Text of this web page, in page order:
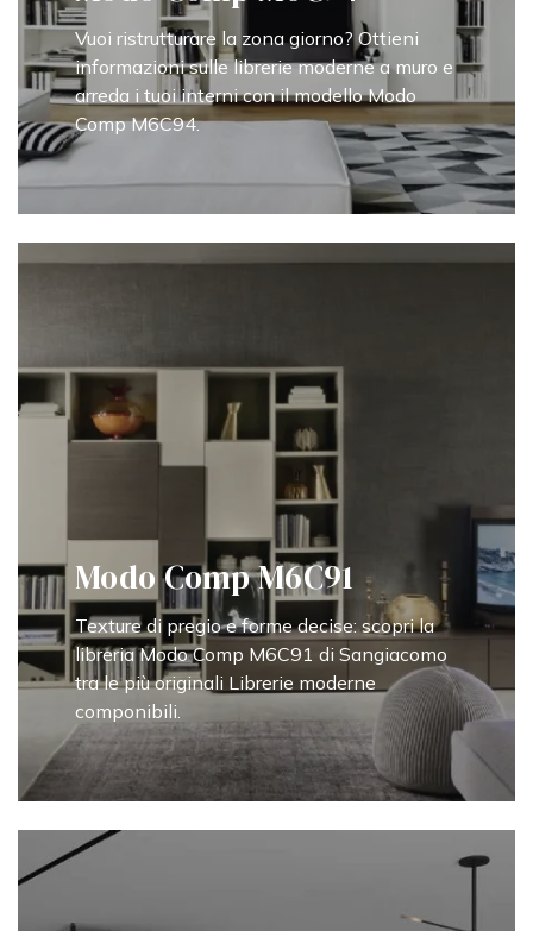
Vuoi ristrutturare la zona giorno? Ottieni
informazioni sulle librerie moderne a muro e
arreda i tuoi interni con il modello Modo
Comp M6C94.
Modo Comp M6C91
Texture di pregio e forme decise: scopri la
libreria Modo Comp M6C91 di Sangiacomo
tra le più originali Librerie moderne
componibili.